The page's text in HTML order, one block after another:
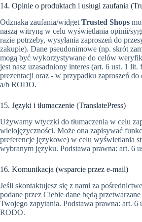
14. Opinie o produktach i usługi zaufania
Odznaka zaufania/widget Trusted Shops
naszą witryną w celu wyświetlania opinii/
razie potrzeby, wysyłania zaproszeń do
zakupie). Dane pseudonimowe (np. skrót
mogą być wykorzystywane do celów
jest nasz uzasadniony interes (art. 6 ust. 1
prezentacji oraz - w przypadku zaproszeń
a/b RODO.
15. Języki i tłumaczenie (TranslatePress)
Używamy wtyczki do tłumaczenia w celu
wielojęzyczności. Może ona zapisywać
preferencje językowe) w celu wyświetlania
wybranym języku. Podstawa prawna: art. 6
16. Komunikacja (wsparcie przez e-mail)
Jeśli skontaktujesz się z nami za
podane przez Ciebie dane będą
Twojego zapytania. Podstawa prawna: art.
RODO.